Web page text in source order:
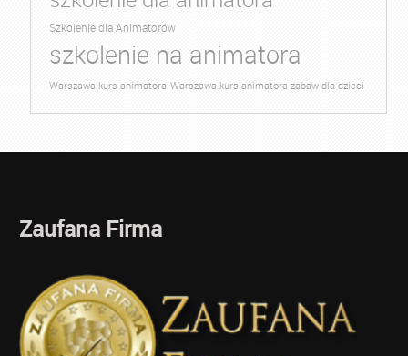
Szkolenie dla Animatorów
szkolenie na animatora
Warszawa kurs animatora Warszawa kurs animatora zabaw dla dzieci
Zaufana Firma